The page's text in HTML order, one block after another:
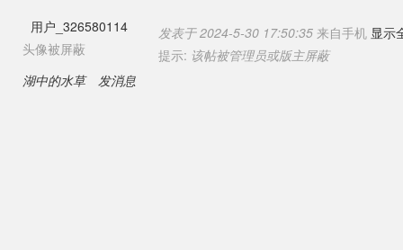
用户_326580114
头像被屏蔽
湖中的水草
发消息
发表于 2024-5-30 17:50:35 来自手机 显示
提示: 该帖被管理员或版主屏蔽